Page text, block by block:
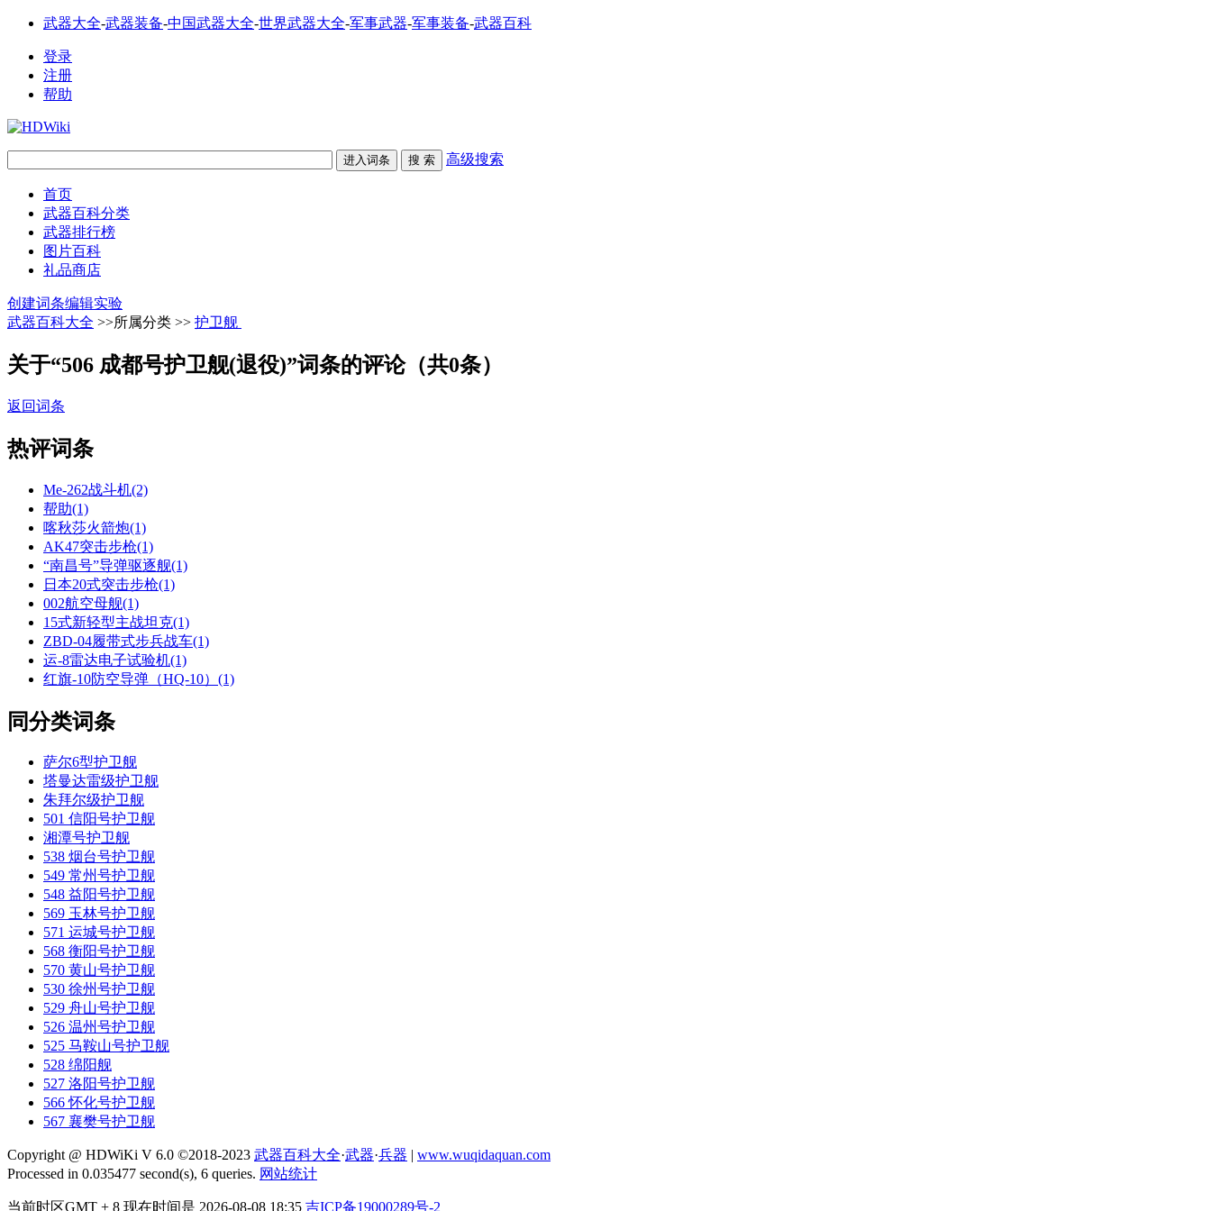
武器大全-武器装备-中国武器大全-世界武器大全-军事武器-军事装备-武器百科
登录
注册
帮助
高级搜索
首页
武器百科分类
武器排行榜
图片百科
礼品商店
创建词条编辑实验
武器百科大全 >>所属分类 >> 护卫舰
关于“506 成都号护卫舰(退役)”词条的评论（共0条）
返回词条
热评词条
Me-262战斗机(2)
帮助(1)
喀秋莎火箭炮(1)
AK47突击步枪(1)
“南昌号”导弹驱逐舰(1)
日本20式突击步枪(1)
002航空母舰(1)
15式新轻型主战坦克(1)
ZBD-04履带式步兵战车(1)
运-8雷达电子试验机(1)
红旗-10防空导弹（HQ-10）(1)
同分类词条
萨尔6型护卫舰
塔曼达雷级护卫舰
朱拜尔级护卫舰
501 信阳号护卫舰
湘潭号护卫舰
538 烟台号护卫舰
549 常州号护卫舰
548 益阳号护卫舰
569 玉林号护卫舰
571 运城号护卫舰
568 衡阳号护卫舰
570 黄山号护卫舰
530 徐州号护卫舰
529 舟山号护卫舰
526 温州号护卫舰
525 马鞍山号护卫舰
528 绵阳舰
527 洛阳号护卫舰
566 怀化号护卫舰
567 襄樊号护卫舰
Copyright @ HDWiKi V 6.0 ©2018-2023 武器百科大全·武器·兵器 | www.wuqidaquan.com
Processed in 0.035477 second(s), 6 queries. 网站统计
当前时区GMT + 8 现在时间是 2026-08-08 18:35 吉ICP备19000289号-2